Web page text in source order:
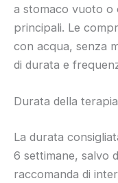
a stomaco vuoto o
principali. Le
con acqua, senza
di durata e
Durata della terapia
La durata
6 settimane, salvo
raccomanda di